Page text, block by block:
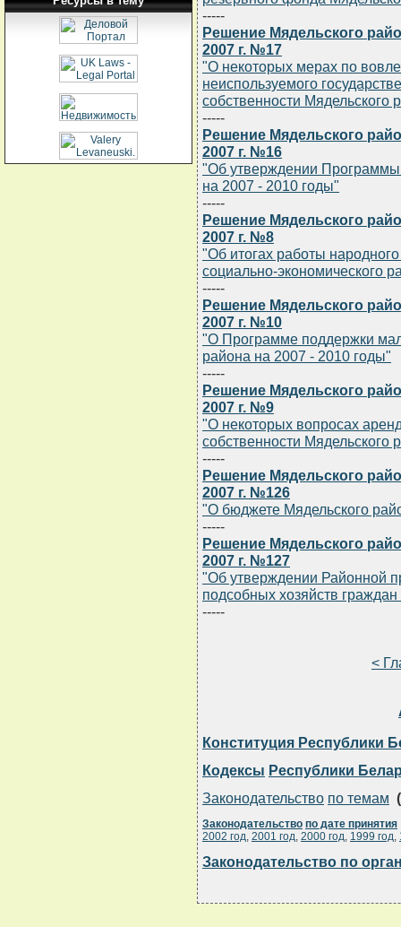
-----
Решение Мядельского
2007 г. №17
"О некоторых мерах по
неиспользуемого
собственности Мядельского
-----
Решение Мядельского
2007 г. №16
"Об утверждении
на 2007 - 2010 годы"
-----
Решение Мядельского
2007 г. №8
"Об итогах работы
социально-экономического
-----
Решение Мядельского
2007 г. №10
"О Программе поддержки
района на 2007 - 2010 годы"
-----
Решение Мядельского
2007 г. №9
"О некоторых вопросах
собственности Мядельского
-----
Решение Мядельского
2007 г. №126
"О бюджете Мядельского
-----
Решение Мядельского
2007 г. №127
"Об утверждении Районной
подсобных хозяйств
-----
<
Конституция Республики
Кодексы Республики
Законодательство по темам (
Законодательство по дате принятия
2002 год, 2001 год, 2000 год, 1999 год,
Законодательство по